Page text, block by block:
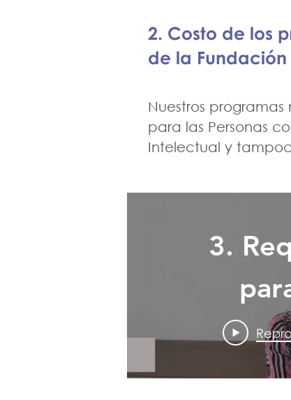
2. Costo de los
de la Fundación
Nuestros
para las Personas
Intelectual y
3.
parte